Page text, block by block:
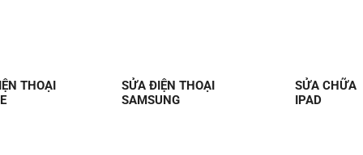
THOẠI
SỬA ĐIỆN THOẠI
SAMSUNG
SỬA CHỮA
IPAD